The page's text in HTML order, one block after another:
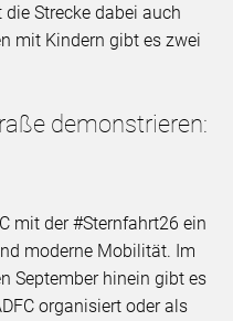
die Strecke dabei auch
mit Kindern gibt es zwei
demonstrieren:
mit der #Sternfahrt26 ein
moderne Mobilität. Im
September hinein gibt es
organisiert oder als